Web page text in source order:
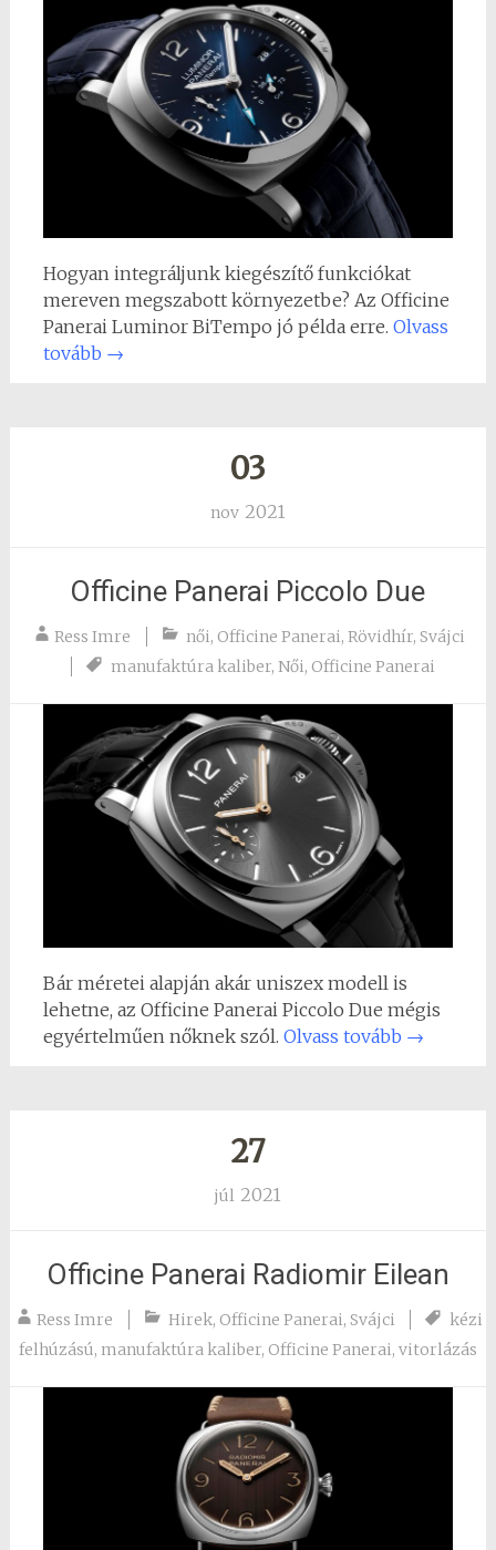
Hogyan integráljunk kiegészítő funkciókat
mereven megszabott környezetbe? Az Officine
Panerai Luminor BiTempo jó példa erre. Olvass
tovább →
03
nov 2021
Officine Panerai Piccolo Due
Ress Imre női, Officine Panerai,Rövidhír,Svájci
manufaktúra kaliber, Női, Officine Panerai
Bár méretei alapján akár uniszex modell is
lehetne, az Officine Panerai Piccolo Due mégis
egyértelműen nőknek szól. Olvass tovább →
27
júl 2021
Officine Panerai Radiomir Eilean
Ress Imre Hirek, Officine Panerai,Svájci
kézi
felhúzású, manufaktúra kaliber, Officine Panerai, vitorlázás